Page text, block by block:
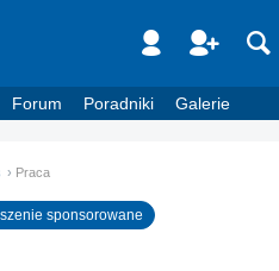
Forum Poradniki Galerie
Praca
sponsorowane